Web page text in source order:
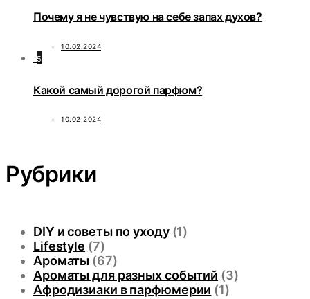
Почему я не чувствую на себе запах духов?
10.02.2024
5
Какой самый дорогой парфюм?
10.02.2024
Рубрики
DIY и советы по уходу(1)
Lifestyle (7)
Ароматы (67)
Ароматы для разных событий (3)
Афродизиаки в парфюмерии (1)